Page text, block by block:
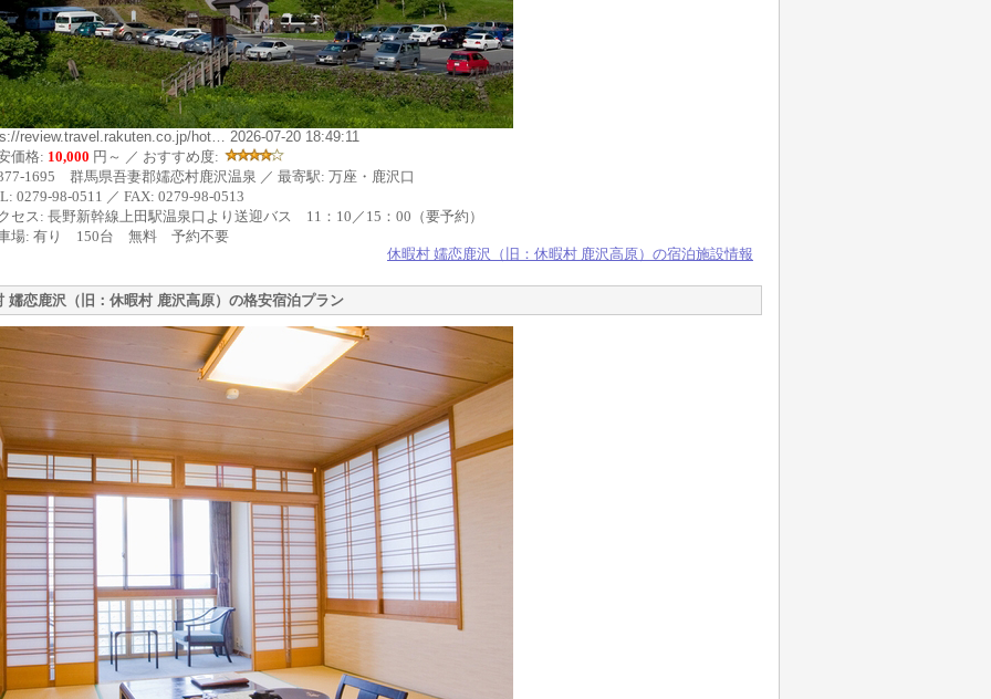
review.travel.rakuten.co.jp/hot… 2026-07-20 18:49:11
価格: 10,000 円～ ／ おすすめ度:
1695 群馬県吾妻郡嬬恋村鹿沢温泉 ／ 最寄駅: 万座・鹿沢口
0279-98-0511 ／ FAX: 0279-98-0513
セス: 長野新幹線上田駅温泉口より送迎バス 11：10／15：00（要予約）
場: 有り 150台 無料 予約不要
休暇村 嬬恋鹿沢（旧：休暇村 鹿沢高原）の宿泊施設情報
嬬恋鹿沢（旧：休暇村 鹿沢高原）の格安宿泊プラン